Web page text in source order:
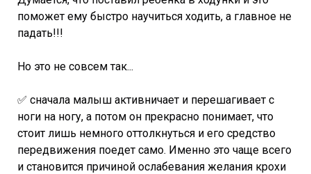
поможет ему быстро научиться ходить, а главное не
падать!!!
Но это не совсем так...
✅ сначала малыш активничает и перешагивает с
ноги на ногу, а потом он прекрасно понимает, что
стоит лишь немного оттолкнуться и его средство
передвижения поедет само. Именно это чаще всего
и становится причиной ослабевания желания крохи